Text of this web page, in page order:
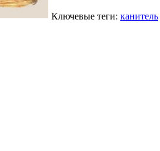
Ключевые теги: канитель